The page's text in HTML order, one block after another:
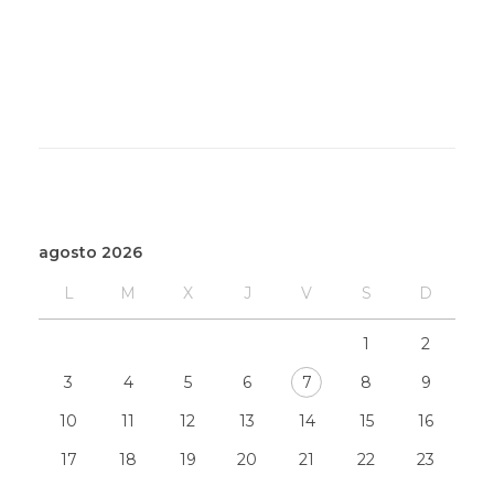
agosto 2026
L M X J V S D
1
2
3
4 5 6 7 8
9
10
11 12 13 14 15
16
17
18 19 20 21 22
23